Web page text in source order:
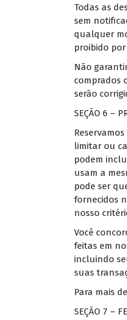
Todas as
sem
qualquer
proibido por
Não
comprados
serão
SEÇÃO 6 –
limitar ou
podem
usam a
pode ser
fornecidos
nosso
Você
feitas em
incluindo
suas
Para mais
SEÇÃO 7 –